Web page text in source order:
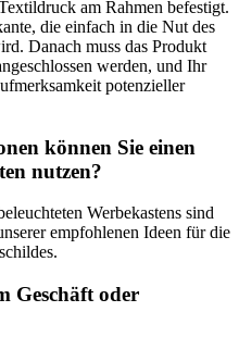
am Rahmen befestigt.
die einfach in die Nut des
Danach muss das Produkt
werden, und Ihr
potenzieller
können Sie einen
nutzen?
Werbekastens sind
empfohlenen Ideen für die
Geschäft oder